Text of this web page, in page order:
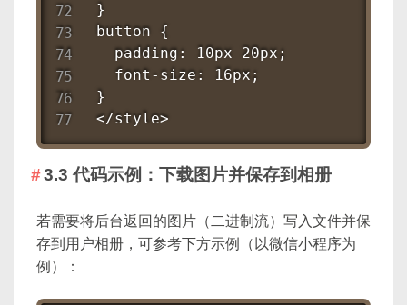
}
button {
  padding: 10px 20px;
  font-size: 16px;
}
</style>
3.3 代码示例：下载图片并保存到相册
若需要将后台返回的图片（二进制流）写入文件并保
存到用户相册，可参考下方示例（以微信小程序为
例）：